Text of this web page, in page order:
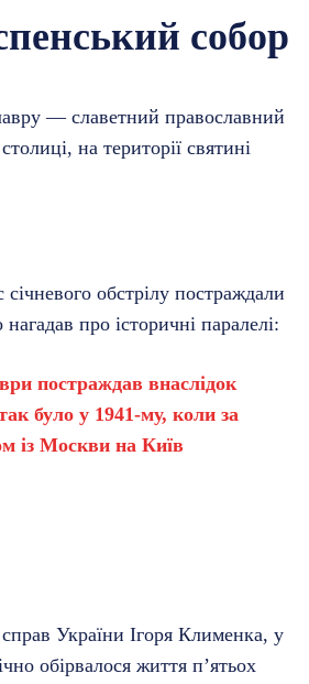
собор
— славетний православний
на території святині
обстрілу постраждали
про історичні паралелі:
постраждав внаслідок
було у 1941-му, коли за
із Москви на Київ
України Ігоря Клименка, у
обірвалося життя п’ятьох